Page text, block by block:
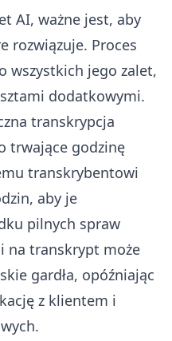
AI, ważne jest, aby
rozwiązuje. Proces
wszystkich jego zalet,
dodatkowymi.
transkrypcja
trwające godzinę
transkrybentowi
aby je
pilnych spraw
na transkrypt może
gardła, opóźniając
z klientem i